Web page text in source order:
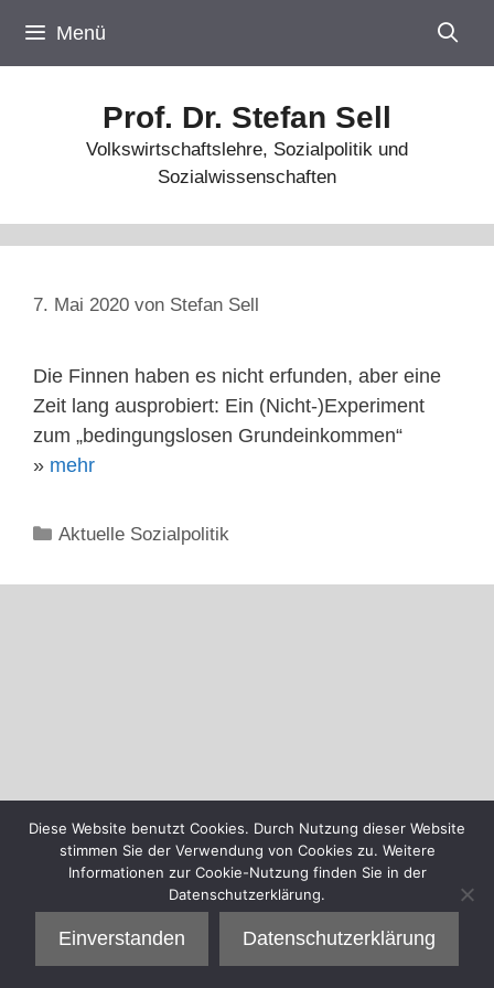
Inhalt
springen
Menü
Prof. Dr. Stefan Sell
Volkswirtschaftslehre, Sozialpolitik und
Sozialwissenschaften
7. Mai 2020 von Stefan Sell
Die Finnen haben es nicht erfunden, aber eine
Zeit lang ausprobiert: Ein (Nicht-)Experiment
zum „bedingungslosen Grundeinkommen“
» mehr
Kategorien
Aktuelle Sozialpolitik
Diese Website benutzt Cookies. Durch Nutzung dieser Website
stimmen Sie der Verwendung von Cookies zu. Weitere
Informationen zur Cookie-Nutzung finden Sie in der
Datenschutzerklärung.
Einverstanden Datenschutzerklärung